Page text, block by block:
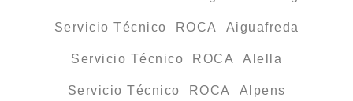
Servicio Técnico ROCA Aiguafreda
Servicio Técnico ROCA Alella
Servicio Técnico ROCA Alpens